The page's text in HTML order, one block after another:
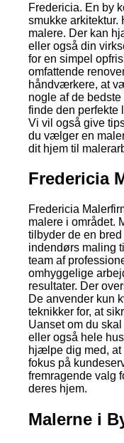
Fredericia. En by
smukke
malere. Der kan
eller også din
for en simpel
omfattende
håndværkere, at
nogle af de
finde den perfekte
Vi vil også give
du vælger en
dit hjem til
Fredericia
Fredericia
malere i området.
tilbyder de en
indendørs maling
team af
omhyggelige
resultater. Der
De anvender kun
teknikker for, at
Uanset om du
eller også hele
hjælpe dig med, at
fokus på
fremragende valg
deres hjem.
Malerne i